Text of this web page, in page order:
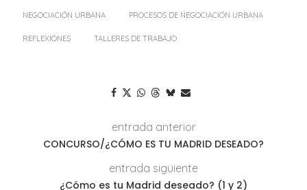
NEGOCIACIÓN URBANA PROCESOS DE NEGOCIACIÓN URBANA
REFLEXIONES TALLERES DE TRABAJO
entrada anterior
CONCURSO/¿CÓMO ES TU MADRID DESEADO?
entrada siguiente
¿Cómo es tu Madrid deseado? (1 y 2)